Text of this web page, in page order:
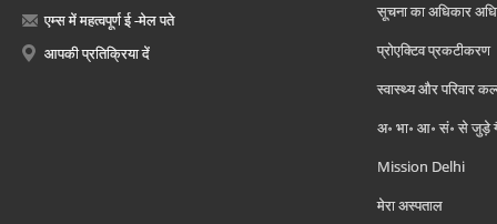
एम्स में महत्वपूर्ण ई -मेल पते
आपकी प्रतिक्रिया दें
सूचना का अधिकार
प्रोएक्टिव प्रकटीकरण
स्वास्थ्य और परिवार
अ॰ भा॰ आ॰ सं॰ से जुड़े
Mission Delhi
मेरा अस्पताल